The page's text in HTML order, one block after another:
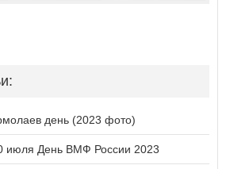
день (2023 фото)
июля День ВМФ России 2023